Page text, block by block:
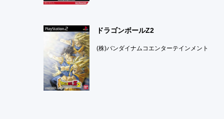
ドラゴンボールZ2
(株)バンダイナムコエンターテインメント